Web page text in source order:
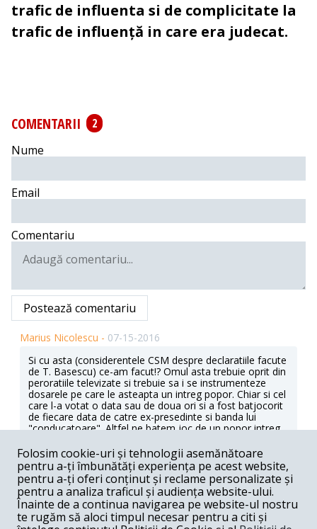
trafic de influenta si de complicitate la
trafic de influență in care era judecat.
COMENTARII
2
Nume
Email
Comentariu
Postează comentariu
Marius Nicolescu - 07-15-2016
Si cu asta (considerentele CSM despre declaratiile facute
de T. Basescu) ce-am facut!? Omul asta trebuie oprit din
peroratiile televizate si trebuie sa i se instrumenteze
dosarele pe care le asteapta un intreg popor. Chiar si cel
care l-a votat o data sau de doua ori si a fost batjocorit
de fiecare data de catre ex-presedinte si banda lui
"conducatoare". Altfel ne batem joc de un popor intreg
si domnilor procurori DNA cu dosarele Microsoft, EADS,
Videanu, A. Nastase - Bechtell, Berceanu, Dan Ioan
Popescu (DIP), Madalin Voicu, Sova, Ponta....si cu toti
banditii care ne-au lasat in...spatele gol. Mai asteptam
mult? Cred ca DNA nu lucreaza cinstit. Si numai la
comanda.
Folosim cookie-uri și tehnologii asemănătoare
pentru a-ți îmbunătăți experiența pe acest website,
pentru a-ți oferi conținut și reclame personalizate și
pentru a analiza traficul și audiența website-ului.
Înainte de a continua navigarea pe website-ul nostru
te rugăm să aloci timpul necesar pentru a citi și